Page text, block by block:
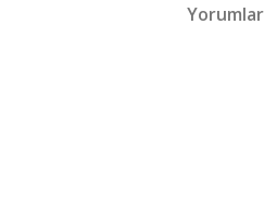
Yorumlar